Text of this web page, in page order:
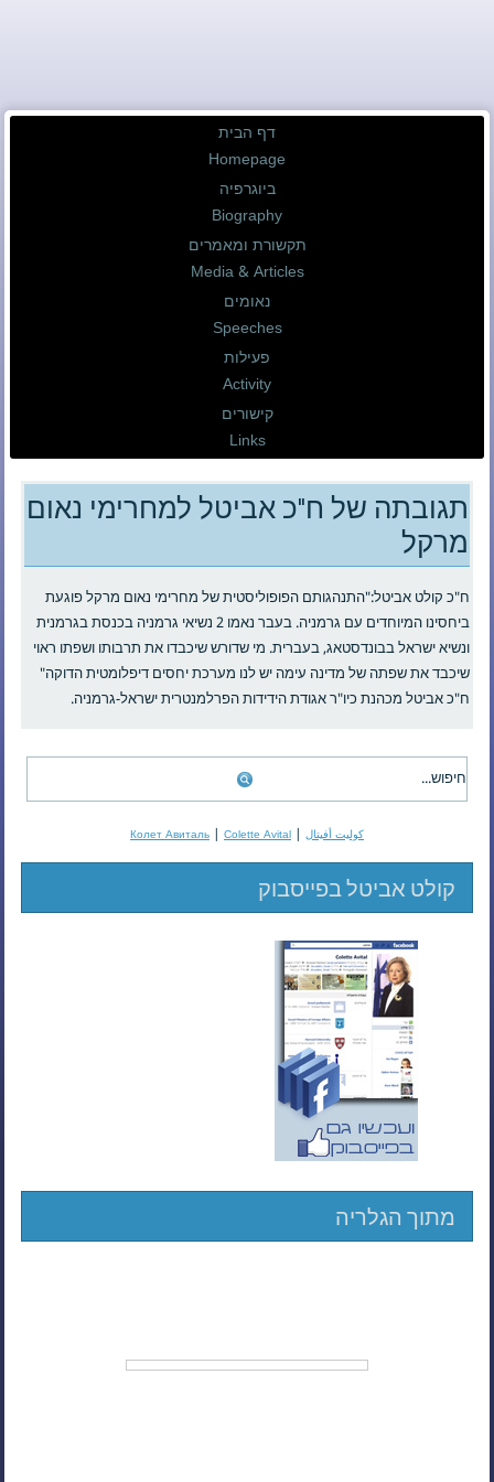
דף הבית
Homepage
ביוגרפיה
Biography
תקשורת ומאמרים
Media & Articles
נאומים
Speeches
פעילות
Activity
קישורים
Links
תגובתה של ח"כ אביטל למחרימי נאום
מרקל
ח"כ קולט אביטל:"התנהגותם הפופוליסטית של מחרימי נאום מרקל פוגעת
ביחסינו המיוחדים עם גרמניה. בעבר נאמו 2 נשיאי גרמניה בכנסת בגרמנית
ונשיא ישראל בבונדסטאג, בעברית. מי שדורש שיכבדו את תרבותו ושפתו ראוי
שיכבד את שפתה של מדינה עימה יש לנו מערכת יחסים דיפלומטית הדוקה"
ח"כ אביטל מכהנת כיו"ר אגודת הידידות הפרלמנטרית ישראל-גרמניה.
كوليت أفيتال |
Колет Авиталь | Colette Avital
קולט אביטל בפייסבוק
מתוך הגלריה